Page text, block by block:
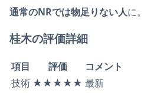
通常のNRでは物足りない人に。
桂木の評価詳細
項目 評価
コメント
技術 ★★★★★ 最新